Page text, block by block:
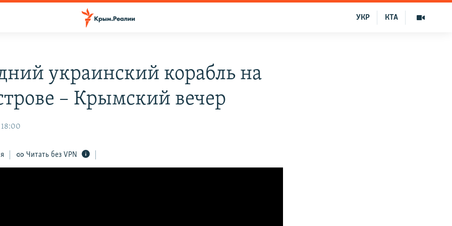
КТА
УКР
украинский корабль на
– Крымский вечер
Читать без VPN